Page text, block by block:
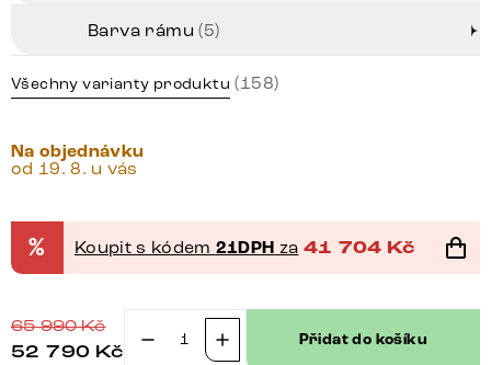
Barva rámu(5)
Všechny varianty produktu (158)
Na objednávku
od 19. 8. u vás
% Koupit s kódem 21DPH za 41 704 Kč
65 990Kč
52 790 Kč
Přidat do košíku